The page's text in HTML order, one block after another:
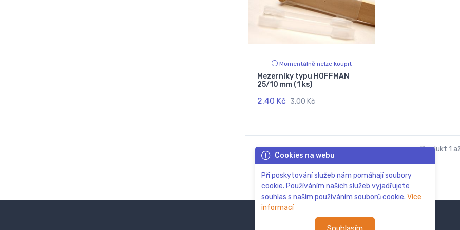
Momentálně nelze koupit
Mezerníky typu HOFFMAN
25/10 mm (1 ks)
2,40 Kč 3,00 Kč
Produkt 1
Cookies na webu
Při poskytování služeb nám pomáhají soubory
cookie. Používáním našich služeb vyjadřujete
souhlas s naším používáním souborů cookie. Více
informací